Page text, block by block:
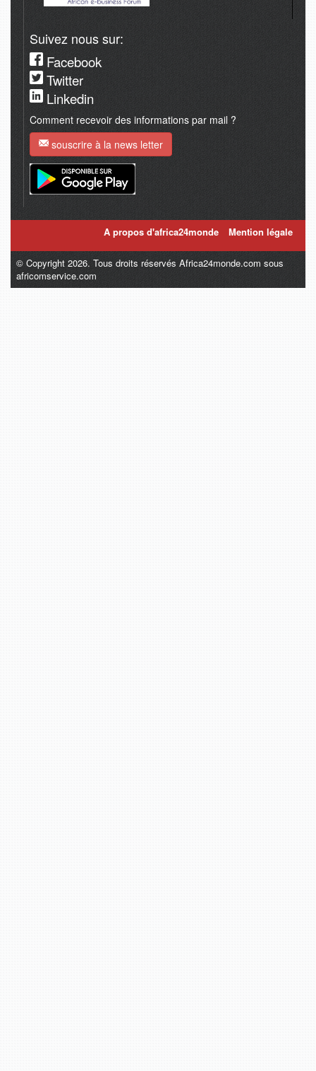
Suivez nous sur:
Facebook
Twitter
Linkedin
Comment recevoir des informations par mail ?
souscrire à la news letter
A propos d'africa24monde Mention légale
© Copyright 2026. Tous droits réservés Africa24monde.com sous
africomservice.com